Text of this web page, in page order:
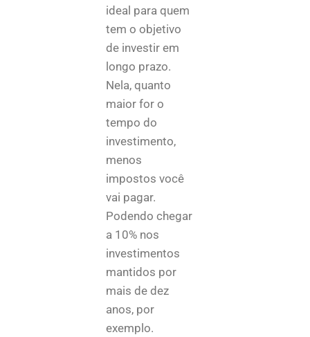
ideal para quem
tem o objetivo
de investir em
longo prazo.
Nela, quanto
maior for o
tempo do
investimento,
menos
impostos você
vai pagar.
Podendo chegar
a 10% nos
investimentos
mantidos por
mais de dez
anos, por
exemplo.